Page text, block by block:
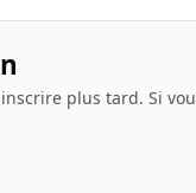
plus tard. Si